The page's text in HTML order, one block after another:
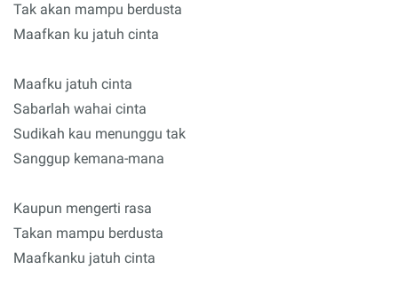
Tak akan mampu berdusta
Maafkan ku jatuh cinta
Maafku jatuh cinta
Sabarlah wahai cinta
Sudikah kau menunggu tak
Sanggup kemana-mana
Kaupun mengerti rasa
Takan mampu berdusta
Maafkanku jatuh cinta